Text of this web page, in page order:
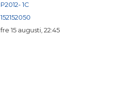
P2012- 1C
152152050
fre 15 augusti, 22:45